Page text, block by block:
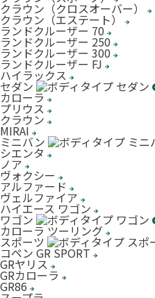
クラウン（クロスオーバー）
クラウン（エステート）
ランドクルーザー 70
ランドクルーザー 250
ランドクルーザー 300
ランドクルーザー FJ
ハイラックス
セダン
カローラ
プリウス
クラウン
MIRAI
ミニバン
シエンタ
ノア
ヴォクシー
アルファード
ヴェルファイア
ハイエース ワゴン
ワゴン
カローラ ツーリング
スポーツ
コペン GR SPORT
GRヤリス
GRカローラ
GR86